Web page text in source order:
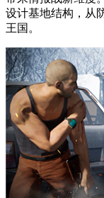
设计基地结构，从
王国。